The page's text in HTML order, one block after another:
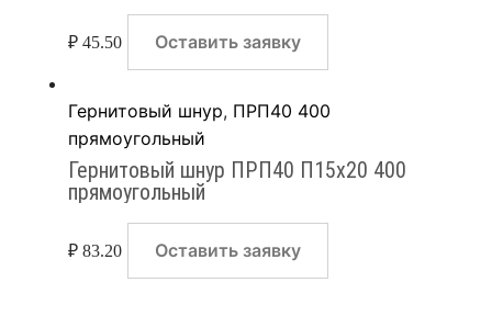
₽ 45.50 Оставить заявку
Гернитовый шнур, ПРП40 400
прямоугольный
Гернитовый шнур ПРП40 П15х20 400
прямоугольный
₽ 83.20 Оставить заявку